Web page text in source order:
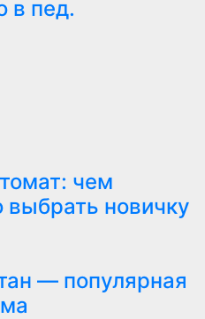
в пед.
чем
выбрать новичку
— популярная